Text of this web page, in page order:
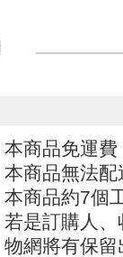
本商品免運
本商品無法配
本商品約7個
若是訂購人
物網將有保